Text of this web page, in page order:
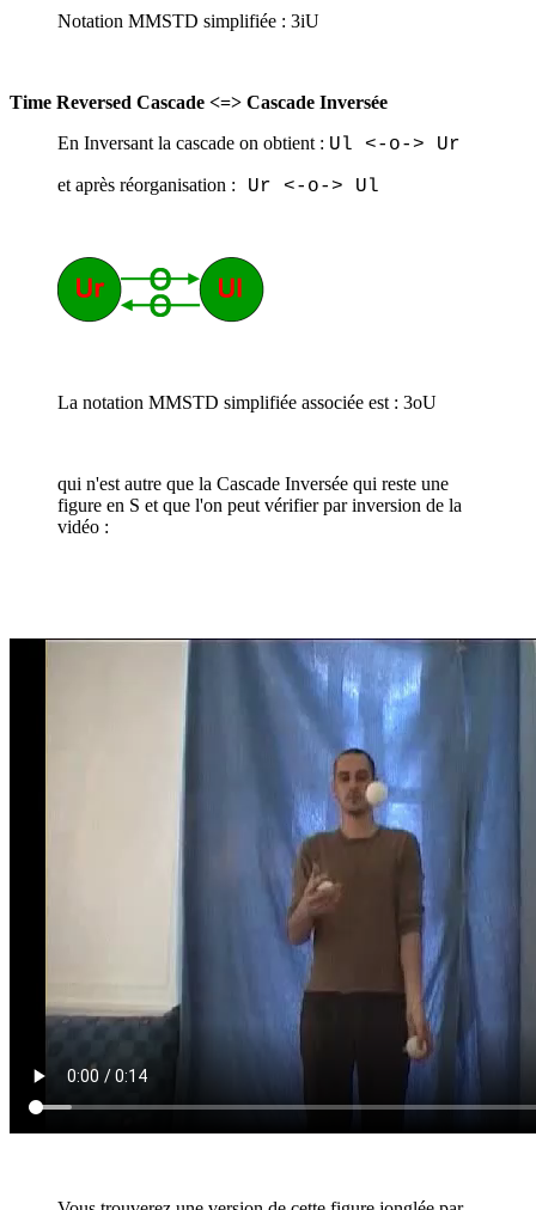
Notation MMSTD simplifiée : 3iU
Time Reversed Cascade <=> Cascade Inversée
En Inversant la cascade on obtient : Ul <-o-> Ur
et après réorganisation : Ur <-o-> Ul
La notation MMSTD simplifiée associée est : 3oU
qui n'est autre que la Cascade Inversée qui reste une
figure en S et que l'on peut vérifier par inversion de la
vidéo :